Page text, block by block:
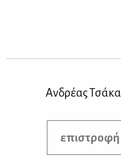
Ανδρέας
επιστροφή